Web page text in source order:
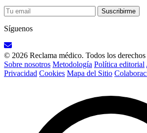
Suscribirme
Síguenos
© 2026 Reclama médico. Todos los derechos
Sobre nosotros Metodología Política editorial
Privacidad Cookies Mapa del Sitio